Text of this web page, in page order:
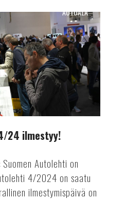
AUTOALA
24 ilmestyy!
Autolehti on
4/2024 on saatu
ilmestymispäivä on